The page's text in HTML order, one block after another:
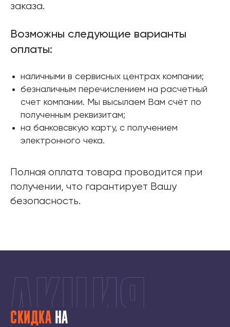
заказа.
Возможны следующие варианты
оплаты:
наличными в сервисных центрах компании;
безналичным перечислением на расчетный
счет компании. Мы высылаем Вам счёт по
полученным реквизитам;
на банковсвкую карту, с получением
электронного чека.
Полная оплата товара проводится при
получении, что гарантирует Вашу
безопасность.
СКИДКА НА